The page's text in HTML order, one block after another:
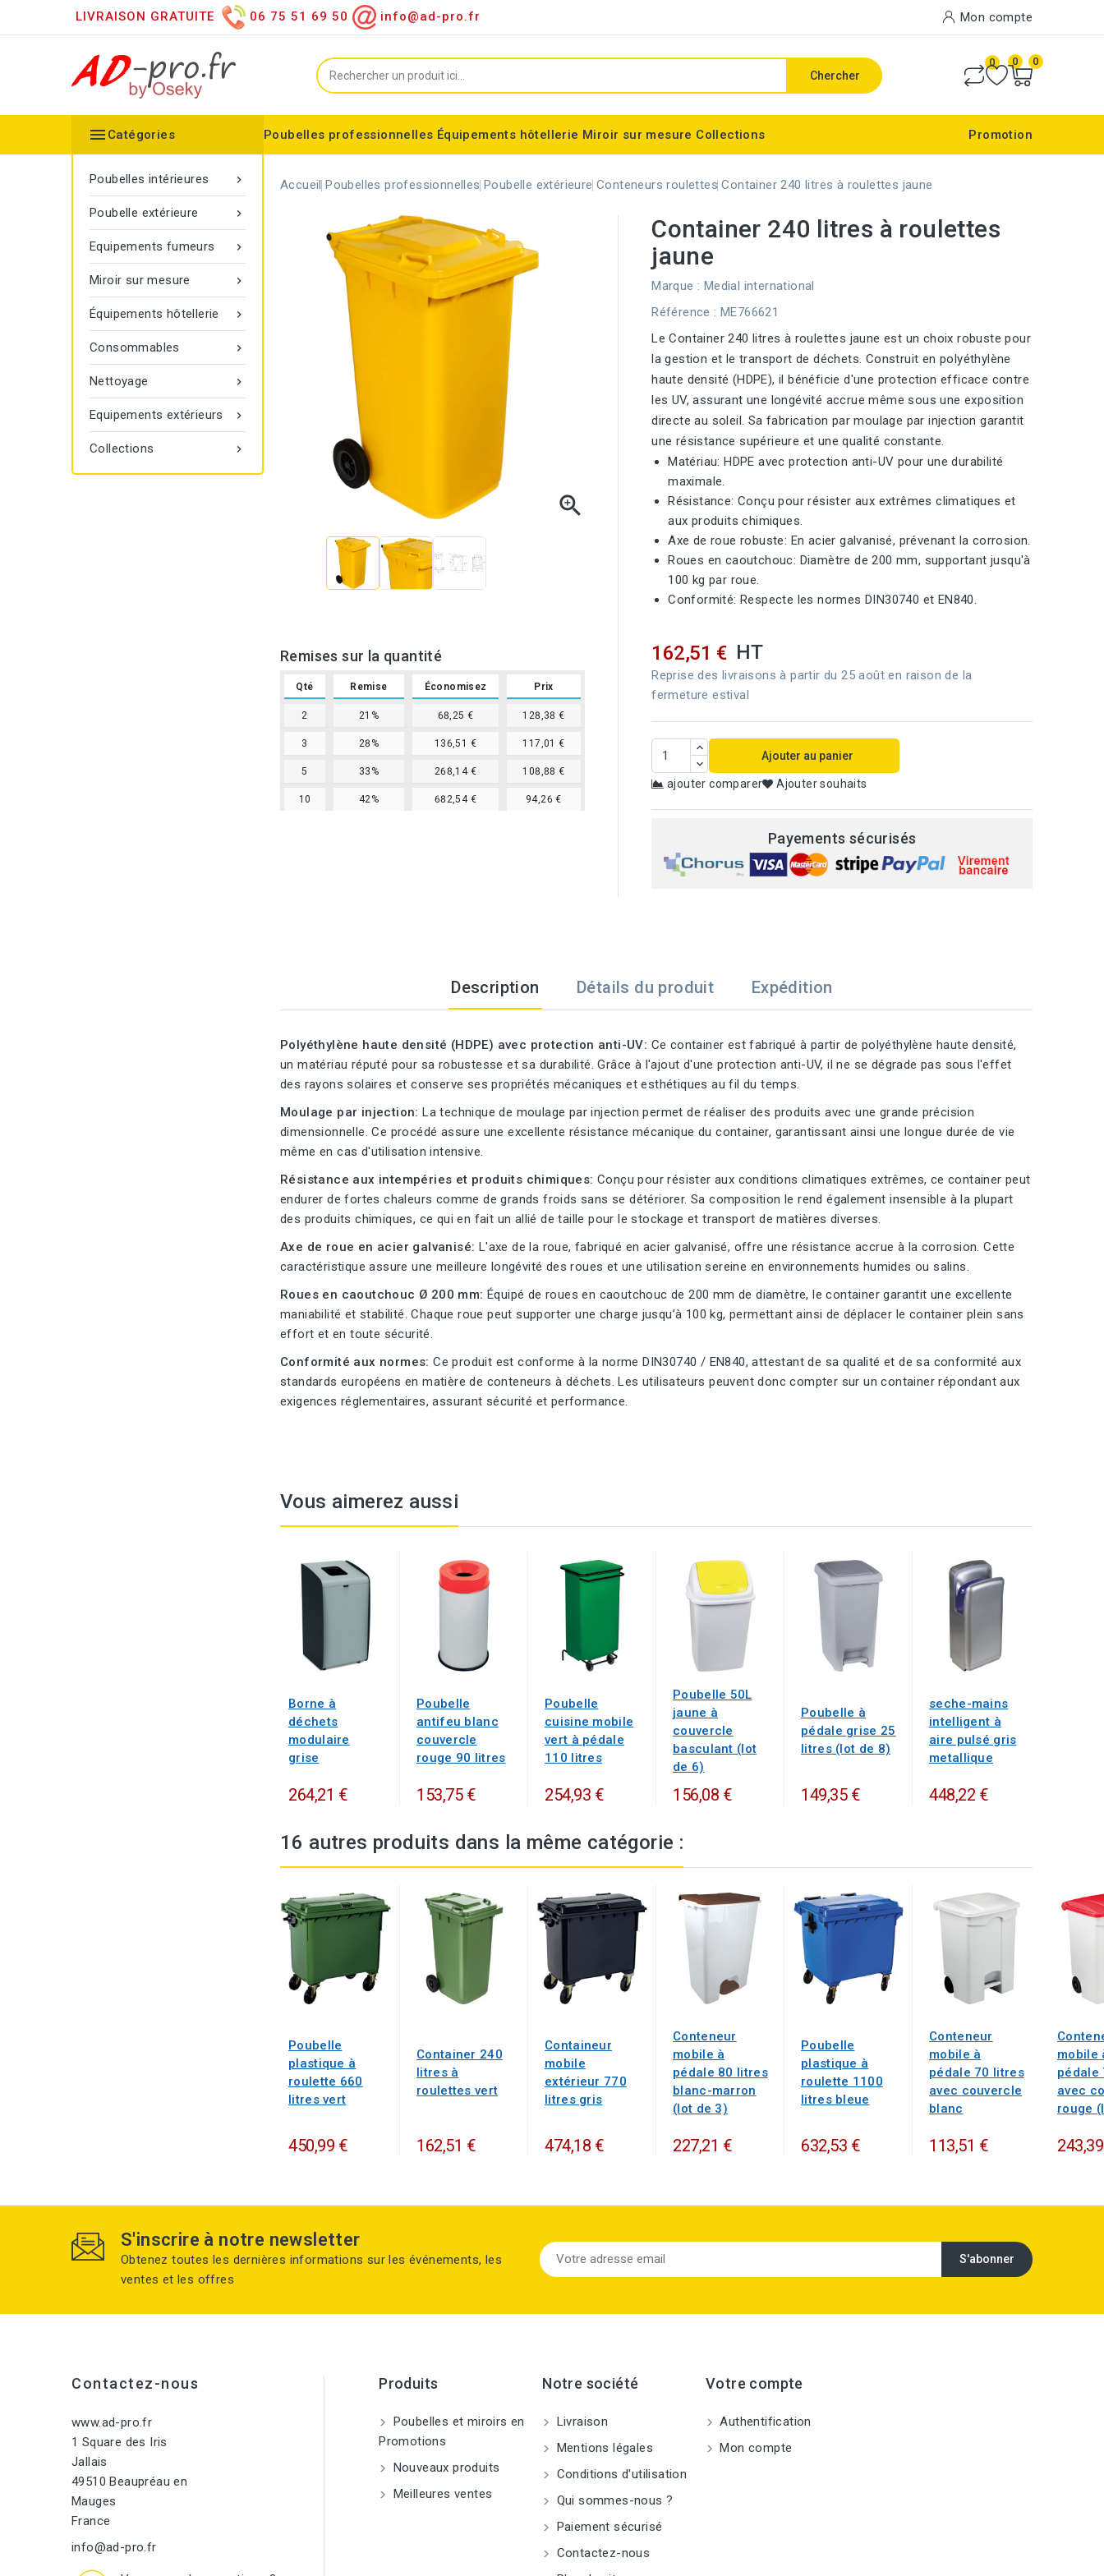
LIVRAISON GRATUITE 06 75 51 69 50 info@ad-pro.fr Mon compte
Chercher
0 0 0
Poubelles professionnelles Équipements hôtellerie Miroir sur mesure Collections Promotion
 Catégories

Poubelles intérieures

Poubelle extérieure

Equipements fumeurs

Miroir sur mesure

Équipements hôtellerie

Consommables

Nettoyage

Equipements extérieurs

Collections
Accueil Poubelles professionnelles Poubelle extérieure Conteneurs roulettes Container 240 litres à roulettes jaune

Remises sur la quantité
Qté Remise Économisez Prix
2 21% 68,25 € 128,38 €
3 28% 136,51 € 117,01 €
5 33% 268,14 € 108,88 €
10 42% 682,54 € 94,26 €
Container 240 litres à roulettes
jaune
Marque : Medial international
Référence : ME766621
Le Container 240 litres à roulettes jaune est un choix robuste pour
la gestion et le transport de déchets. Construit en polyéthylène
haute densité (HDPE), il bénéficie d'une protection efficace contre
les UV, assurant une longévité accrue même sous une exposition
directe au soleil. Sa fabrication par moulage par injection garantit
une résistance supérieure et une qualité constante.
Matériau: HDPE avec protection anti-UV pour une durabilité
maximale.
Résistance: Conçu pour résister aux extrêmes climatiques et
aux produits chimiques.
Axe de roue robuste: En acier galvanisé, prévenant la corrosion.
Roues en caoutchouc: Diamètre de 200 mm, supportant jusqu'à
100 kg par roue.
Conformité: Respecte les normes DIN30740 et EN840.
162,51 € HT
Reprise des livraisons à partir du 25 août en raison de la
fermeture estival
Ajouter au panier
ajouter comparer Ajouter souhaits
Payements sécurisés
Description Détails du produit Expédition
Polyéthylène haute densité (HDPE) avec protection anti-UV: Ce container est fabriqué à partir de polyéthylène haute densité,
un matériau réputé pour sa robustesse et sa durabilité. Grâce à l'ajout d'une protection anti-UV, il ne se dégrade pas sous l'effet
des rayons solaires et conserve ses propriétés mécaniques et esthétiques au fil du temps.
Moulage par injection: La technique de moulage par injection permet de réaliser des produits avec une grande précision
dimensionnelle. Ce procédé assure une excellente résistance mécanique du container, garantissant ainsi une longue durée de vie
même en cas d'utilisation intensive.
Résistance aux intempéries et produits chimiques: Conçu pour résister aux conditions climatiques extrêmes, ce container peut
endurer de fortes chaleurs comme de grands froids sans se détériorer. Sa composition le rend également insensible à la plupart
des produits chimiques, ce qui en fait un allié de taille pour le stockage et transport de matières diverses.
Axe de roue en acier galvanisé: L'axe de la roue, fabriqué en acier galvanisé, offre une résistance accrue à la corrosion. Cette
caractéristique assure une meilleure longévité des roues et une utilisation sereine en environnements humides ou salins.
Roues en caoutchouc Ø 200 mm: Équipé de roues en caoutchouc de 200 mm de diamètre, le container garantit une excellente
maniabilité et stabilité. Chaque roue peut supporter une charge jusqu’à 100 kg, permettant ainsi de déplacer le container plein sans
effort et en toute sécurité.
Conformité aux normes: Ce produit est conforme à la norme DIN30740 / EN840, attestant de sa qualité et de sa conformité aux
standards européens en matière de conteneurs à déchets. Les utilisateurs peuvent donc compter sur un container répondant aux
exigences réglementaires, assurant sécurité et performance.
Vous aimerez aussi
Borne à
déchets
modulaire
grise
264,21 €
Poubelle
antifeu blanc
couvercle
rouge 90 litres
153,75 €
Poubelle
cuisine mobile
vert à pédale
110 litres
254,93 €
Poubelle 50L
jaune à
couvercle
basculant (lot
de 6)
156,08 €
Poubelle à
pédale grise 25
litres (lot de 8)
149,35 €
seche-mains
intelligent à
aire pulsé gris
metallique
448,22 €
16 autres produits dans la même catégorie :
Poubelle
plastique à
roulette 660
litres vert
450,99 €
Container 240
litres à
roulettes vert
162,51 €
Containeur
mobile
extérieur 770
litres gris
474,18 €
Conteneur
mobile à
pédale 80 litres
blanc-marron
(lot de 3)
227,21 €
Poubelle
plastique à
roulette 1100
litres bleue
632,53 €
Conteneur
mobile à
pédale 70 litres
avec couvercle
blanc
113,51 €
mobile
pédale
avec
rouge
S'inscrire à notre newsletter
Obtenez toutes les dernières informations sur les événements, les
ventes et les offres
Contactez-nous
www.ad-pro.fr
1 Square des Iris
Jallais
49510 Beaupréau en
Mauges
France
info@ad-pro.fr
Produits
Poubelles et miroirs en
Promotions
Nouveaux produits
Meilleures ventes
Notre société
Livraison
Mentions légales
Conditions d'utilisation
Qui sommes-nous ?
Paiement sécurisé
Contactez-nous
Votre compte
Authentification
Mon compte